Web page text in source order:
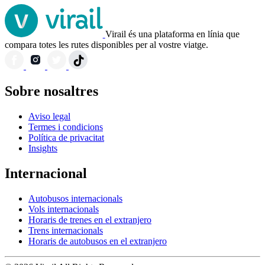
Virail és una plataforma en línia que
compara totes les rutes disponibles per al vostre viatge.
Sobre nosaltres
Aviso legal
Termes i condicions
Política de privacitat
Insights
Internacional
Autobusos internacionals
Vols internacionals
Horaris de trenes en el extranjero
Trens internacionals
Horaris de autobusos en el extranjero